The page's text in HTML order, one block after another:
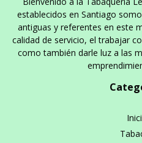
establecidos en Santiago
antiguas y referentes en este
calidad de servicio, el trabajar
como también darle luz a las